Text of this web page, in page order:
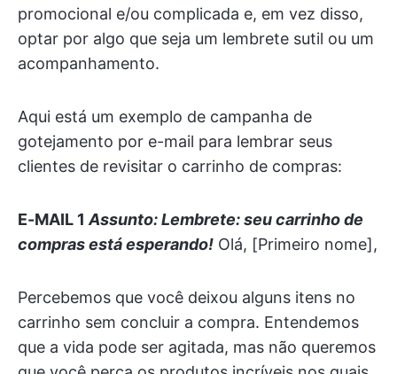
promocional e/ou complicada e, em vez disso,
optar por algo que seja um lembrete sutil ou um
acompanhamento.
Aqui está um exemplo de campanha de
gotejamento por e-mail para lembrar seus
clientes de revisitar o carrinho de compras:
E-MAIL 1Assunto: Lembrete: seu carrinho de
compras está esperando! Olá, [Primeiro nome],
Percebemos que você deixou alguns itens no
carrinho sem concluir a compra. Entendemos
que a vida pode ser agitada, mas não queremos